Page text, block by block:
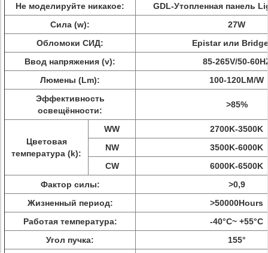
Не моделируйте никакое:
GDL-Утопленная панель
Сила (w):
27W
Обломоки СИД:
Epistar или
Ввод напряжения (v):
85-265V/50-
Люмены (Lm):
100-120LM/W
Эффективность
освещённости:
>85%
Цветовая
температура (k):
WW
2700K-3500K
NW
3500K-6000K
CW
6000K-6500K
Фактор силы:
>0,9
Жизненный период:
>50000Hours
Работая температура:
-40°C~ +55°C
Угол пучка:
155°